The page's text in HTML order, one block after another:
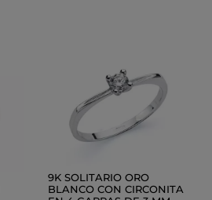
9K SOLITARIO ORO
BLANCO CON CIRCONITA